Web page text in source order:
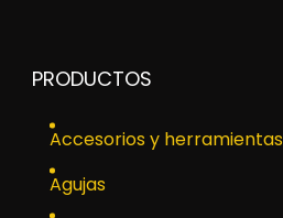
PRODUCTOS
Accesorios y herramientas
Agujas